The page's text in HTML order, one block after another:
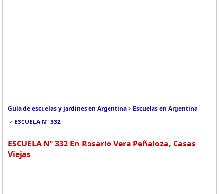
Guía de escuelas y jardines en Argentina> Escuelas en Argentina
> ESCUELA Nº 332
ESCUELA Nº 332 En Rosario Vera Peñaloza, Casas
Viejas